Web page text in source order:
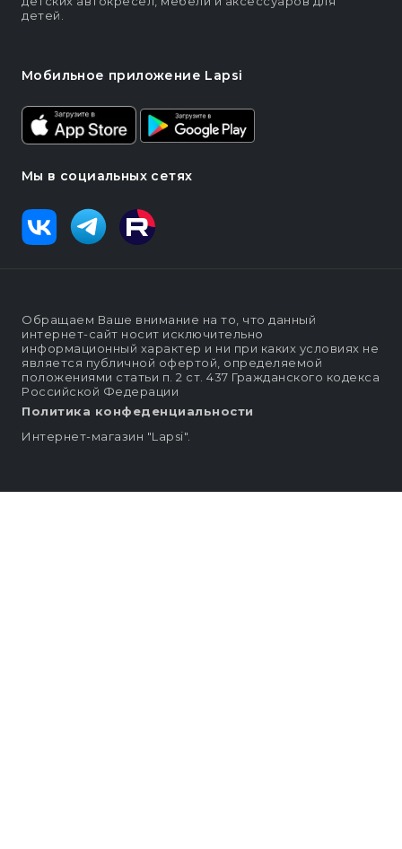
детей.
Мобильное приложение Lapsi
Мы в социальных сетях
Обращаем Ваше внимание на то, что данный
интернет-сайт носит исключительно
информационный характер и ни при каких условиях не
является публичной офертой, определяемой
положениями статьи п. 2 ст. 437 Гражданского кодекса
Российской Федерации
Политика конфеденциальности
Интернет-магазин "Lapsi".